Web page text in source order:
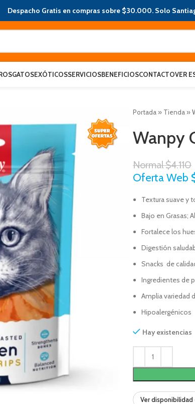
Despacho Gratis en compras sobre $30.000. Solo
GATOSEXÓTICOSSERVICIOSBENEFICIOSCONTACTOVER
Portada » Tienda »
Wanpy
Normal$4.110
Oferta Web
Textura suave y
Bajo en Grasas;
Fortalece los
Digestión
Snacks de
Ingredientes de
Amplia variedad
Hipoalergénicos
Hay existencias
Ver disponibilidad